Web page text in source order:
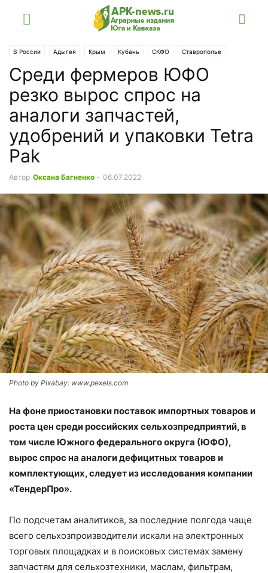
В России Адыгея Крым Кубань СКФО Ставрополье
Среди фермеров ЮФО
резко вырос спрос на
аналоги запчастей,
удобрений и упаковки Tetra
Pak
Автор Оксана Багненко - 06.07.2022
Photo by Pixabay: www.pexels.com
На фоне приостановки поставок импортных товаров и
роста цен среди российских сельхозпредприятий, в
том числе Южного федерального округа (ЮФО),
вырос спрос на аналоги дефицитных товаров и
комплектующих, следует из исследования компании
«ТендерПро».
По подсчетам аналитиков, за последние полгода чаще
всего сельхозпроизводители искали на электронных
торговых площадках и в поисковых системах замену
запчастям для сельхозтехники, маслам, фильтрам,